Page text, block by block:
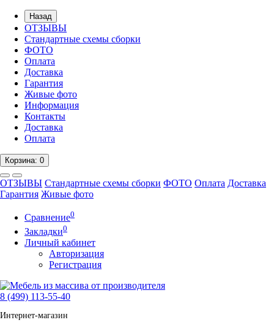
Назад
ОТЗЫВЫ
Стандартные схемы сборки
ФОТО
Оплата
Доставка
Гарантия
Живые фото
Информация
Контакты
Доставка
Оплата
Корзина: 0
ОТЗЫВЫ Стандартные схемы сборки ФОТО Оплата Доставка
Гарантия Живые фото
Сравнение0
Закладки0
Личный кабинет
Авторизация
Регистрация
8 (499) 113-55-40
Интернет-магазин